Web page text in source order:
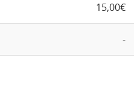
15,00€
-